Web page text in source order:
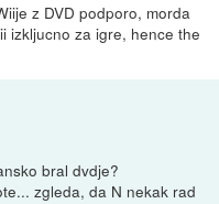
z DVD podporo, morda
izkljucno za igre, hence the
bral dvdje?
zgleda, da N nekak rad